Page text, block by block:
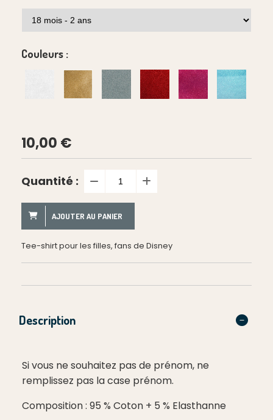
Couleurs :
10,00 €
Quantité :
AJOUTER AU PANIER
Tee-shirt pour les filles, fans de Disney
Description
Si vous ne souhaitez pas de prénom, ne
remplissez pas la case prénom.
Composition : 95 % Coton + 5 % Elasthanne